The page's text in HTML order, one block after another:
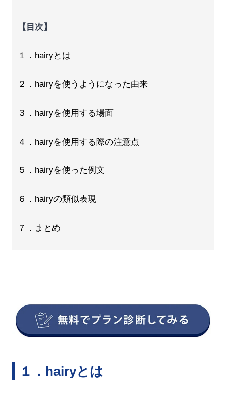
【目次】
１．hairyとは
２．hairyを使うようになった由来
３．hairyを使用する場面
４．hairyを使用する際の注意点
５．hairyを使った例文
６．hairyの類似表現
７．まとめ
１．hairyとは